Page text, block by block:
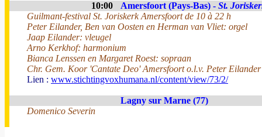
10:00 Amersfoort (Pays-Bas) - St.
Guilmant-festival St. Joriskerk Amersfoort de 10 à 22 h
Peter Eilander, Ben van Oosten en Herman van Vliet: orgel
Jaap Eilander: vleugel
Arno Kerkhof: harmonium
Bianca Lenssen en Margaret Roest: sopraan
Chr. Gem. Koor 'Cantate Deo' Amersfoort o.l.v. Peter Eilander
Lien : www.stichtingvoxhumana.nl/content/view/73/2/
Lagny sur Marne (77)
Domenico Severin